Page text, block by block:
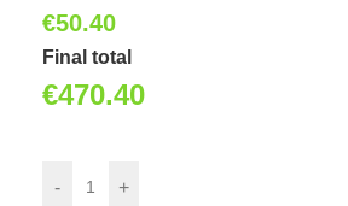
€50.40
Final total
€470.40
- +